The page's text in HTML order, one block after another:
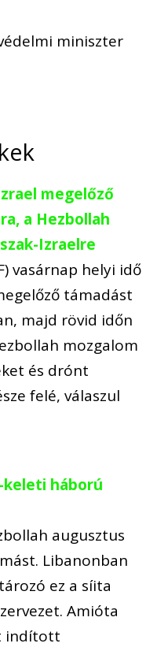
miniszter
megelőző
a Hezbollah
Izraelre
vasárnap helyi idő
támadást
majd rövid időn
mozgalom
és drónt
felé, válaszul
háború
augusztus
Libanonban
ez a síita
Amióta
indított